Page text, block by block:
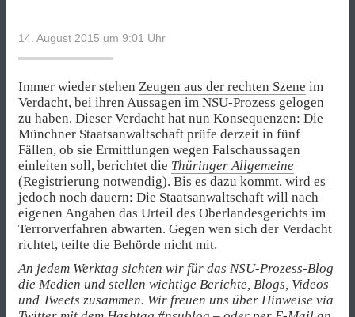
14. August 2015 um 9:01 Uhr
Immer wieder stehen Zeugen aus der rechten Szene im
Verdacht, bei ihren Aussagen im NSU-Prozess gelogen
zu haben. Dieser Verdacht hat nun Konsequenzen: Die
Münchner Staatsanwaltschaft prüfe derzeit in fünf
Fällen, ob sie Ermittlungen wegen Falschaussagen
einleiten soll, berichtet die Thüringer Allgemeine
(Registrierung notwendig). Bis es dazu kommt, wird es
jedoch noch dauern: Die Staatsanwaltschaft will nach
eigenen Angaben das Urteil des Oberlandesgerichts im
Terrorverfahren abwarten. Gegen wen sich der Verdacht
richtet, teilte die Behörde nicht mit.
An jedem Werktag sichten wir für das NSU-Prozess-Blog
die Medien und stellen wichtige Berichte, Blogs, Videos
und Tweets zusammen. Wir freuen uns über Hinweise via